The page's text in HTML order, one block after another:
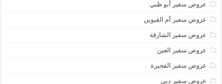
عروض سفير أبو ظبي
عروض سفير أم القيوين
عروض سفير الشارقة
عروض سفير العين
عروض سفير الفجيرة
عروض سفير دبي